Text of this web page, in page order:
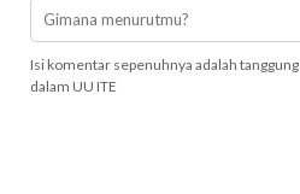
Isi komentar sepenuhnya adalah
dalam UU ITE